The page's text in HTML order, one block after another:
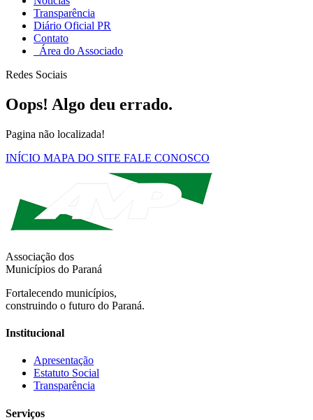
Transparência
Diário Oficial PR
Contato
Área do Associado
Redes Sociais
Oops! Algo deu errado.
Pagina não localizada!
INÍCIO MAPA DO SITE FALE CONOSCO
Associação dos
Municípios do Paraná
Fortalecendo municípios,
construindo o futuro do Paraná.
Institucional
Apresentação
Estatuto Social
Transparência
Serviços